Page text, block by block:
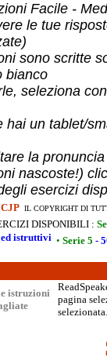
Facile -
le tue
sono scritte
bianco
seleziona
hai un tablet/
la
nascoste!)
esercizi
IL COPYRIGHT DI
DISPONIBILI :
istruttivi • Serie 5 -
istruzioni
pagina